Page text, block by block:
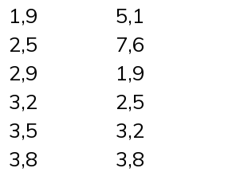
1,9
5,1
2,5
7,6
2,9
1,9
3,2
2,5
3,5
3,2
3,8
3,8